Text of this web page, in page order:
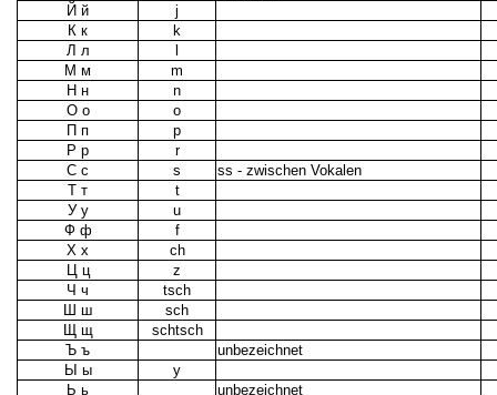
Й й
j
К к
k
Л л
l
М м
m
Н н
n
О о
o
П п
p
Р р
r
С с
s
ss - zwischen Vokalen
Т т
t
У у
u
Ф ф
f
Х х
ch
Ц ц
z
Ч ч
tsch
Ш ш
sch
Щ щ
schtsch
Ъ ъ
unbezeichnet
Ы ы
y
Ь ь
unbezeichnet